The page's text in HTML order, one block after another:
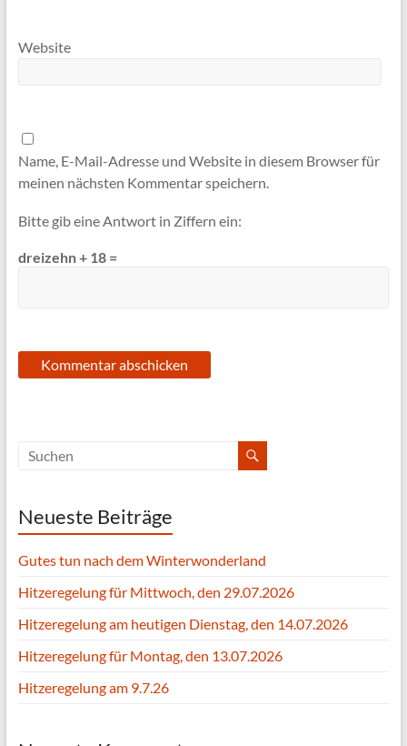
Website
Name, E-Mail-Adresse und Website in diesem Browser für
meinen nächsten Kommentar speichern.
Bitte gib eine Antwort in Ziffern ein:
dreizehn + 18 =
Neueste Beiträge
Gutes tun nach dem Winterwonderland
Hitzeregelung für Mittwoch, den 29.07.2026
Hitzeregelung am heutigen Dienstag, den 14.07.2026
Hitzeregelung für Montag, den 13.07.2026
Hitzeregelung am 9.7.26